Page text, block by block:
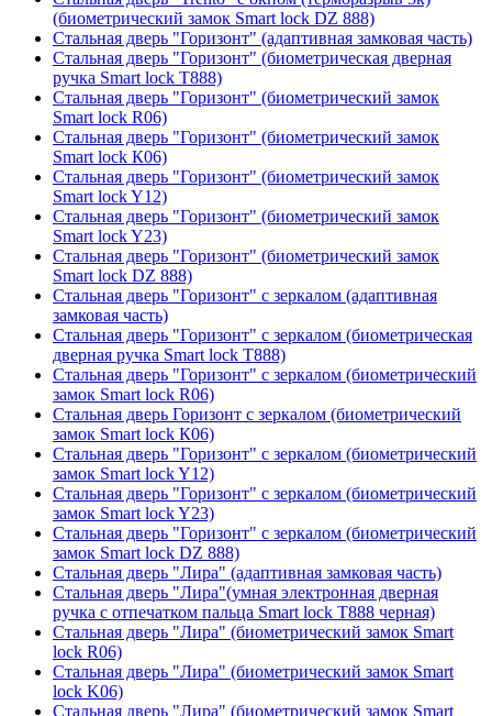
(биометрический замок Smart lock DZ 888)
Стальная дверь "Горизонт" (адаптивная замковая часть)
Стальная дверь "Горизонт" (биометрическая дверная
ручка Smart lock T888)
Стальная дверь "Горизонт" (биометрический замок
Smart lock R06)
Стальная дверь "Горизонт" (биометрический замок
Smart lock К06)
Стальная дверь "Горизонт" (биометрический замок
Smart lock Y12)
Стальная дверь "Горизонт" (биометрический замок
Smart lock Y23)
Стальная дверь "Горизонт" (биометрический замок
Smart lock DZ 888)
Стальная дверь "Горизонт" с зеркалом (адаптивная
замковая часть)
Стальная дверь "Горизонт" с зеркалом (биометрическая
дверная ручка Smart lock T888)
Стальная дверь "Горизонт" с зеркалом (биометрический
замок Smart lock R06)
Стальная дверь Горизонт с зеркалом (биометрический
замок Smart lock К06)
Стальная дверь "Горизонт" с зеркалом (биометрический
замок Smart lock Y12)
Стальная дверь "Горизонт" с зеркалом (биометрический
замок Smart lock Y23)
Стальная дверь "Горизонт" с зеркалом (биометрический
замок Smart lock DZ 888)
Стальная дверь "Лира" (адаптивная замковая часть)
Стальная дверь "Лира"(умная электронная дверная
ручка с отпечатком пальца Smart lock T888 черная)
Стальная дверь "Лира" (биометрический замок Smart
lock R06)
Стальная дверь "Лира" (биометрический замок Smart
lock K06)
Стальная дверь "Лира" (биометрический замок Smart